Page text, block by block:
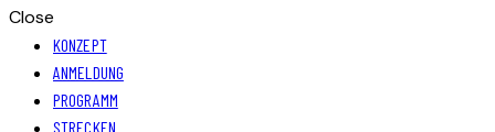
Close
KONZEPT
ANMELDUNG
PROGRAMM
STRECKEN